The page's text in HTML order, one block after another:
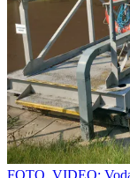
FOTO, VIDEO: